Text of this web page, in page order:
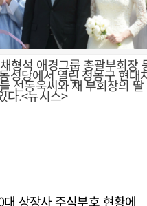
형석 애경그룹 총괄부회장
성당에서 열린 정몽구 현대
선동욱씨와 채 부회장의
다.<뉴시스>
상장사 주식부호 현황에